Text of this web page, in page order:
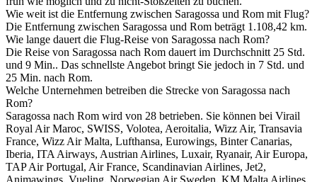
Wie weit ist die Entfernung zwischen Saragossa und Rom mit Flug?
Die Entfernung zwischen Saragossa und Rom beträgt 1.108,42 km.
Wie lange dauert die Flug-Reise von Saragossa nach Rom?
Die Reise von Saragossa nach Rom dauert im Durchschnitt 25 Std.
und 9 Min.. Das schnellste Angebot bringt Sie jedoch in 7 Std. und
25 Min. nach Rom.
Welche Unternehmen betreiben die Strecke von Saragossa nach
Rom?
Saragossa nach Rom wird von 28 betrieben. Sie können bei Virail
Royal Air Maroc, SWISS, Volotea, Aeroitalia, Wizz Air, Transavia
France, Wizz Air Malta, Lufthansa, Eurowings, Binter Canarias,
Iberia, ITA Airways, Austrian Airlines, Luxair, Ryanair, Air Europa,
TAP Air Portugal, Air France, Scandinavian Airlines, Jet2,
Animawings, Vueling, Norwegian Air Sweden, KM Malta Airlines,